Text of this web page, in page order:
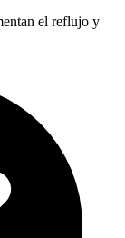
el reflujo y